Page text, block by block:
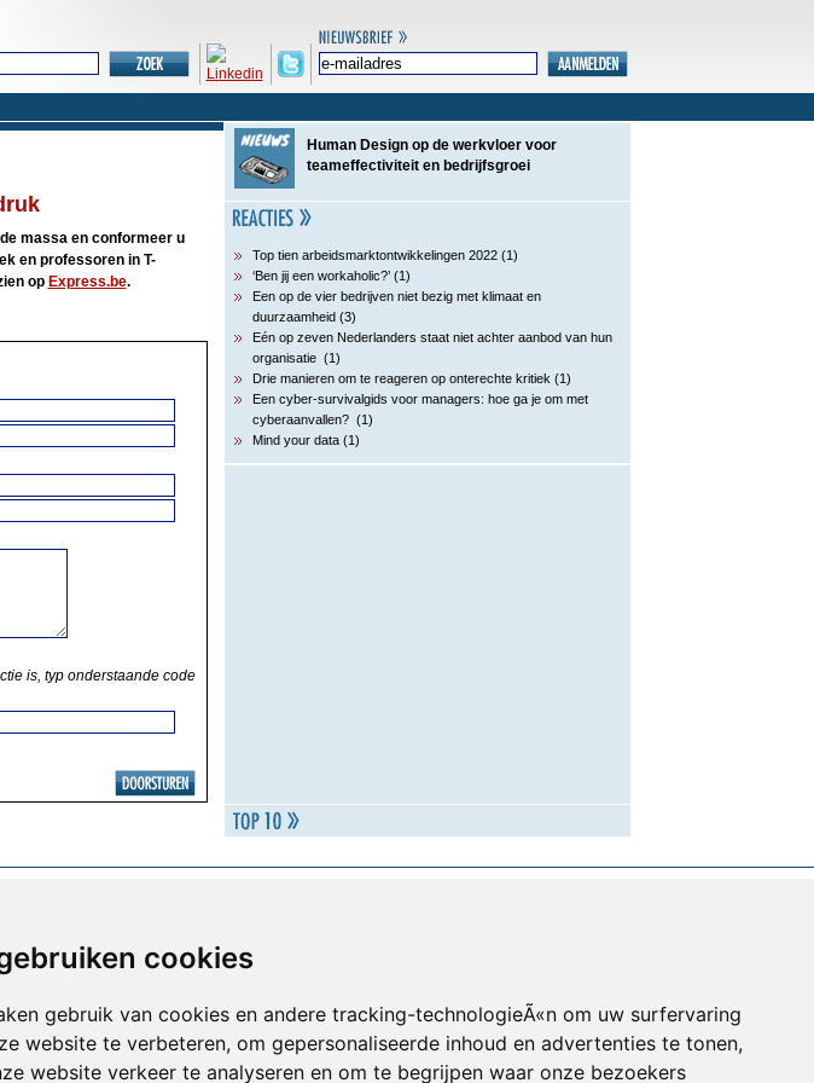
cookies
gebruik van cookies en andere tracking-technologieÃ«n om uw surfervaring
website te verbeteren, om gepersonaliseerde inhoud en advertenties te tonen,
website verkeer te analyseren en om te begrijpen waar onze bezoekers
massa en conformeer u
en professoren in T-
op Express.be.
is, typ onderstaande code
Human Design op de werkvloer voor
teameffectiviteit en bedrijfsgroei
Top tien arbeidsmarktontwikkelingen 2022 (1)
‘Ben jij een workaholic?’ (1)
Een op de vier bedrijven niet bezig met klimaat en
duurzaamheid (3)
Eén op zeven Nederlanders staat niet achter aanbod van hun
organisatie (1)
Drie manieren om te reageren op onterechte kritiek (1)
Een cyber-survivalgids voor managers: hoe ga je om met
cyberaanvallen? (1)
Mind your data (1)